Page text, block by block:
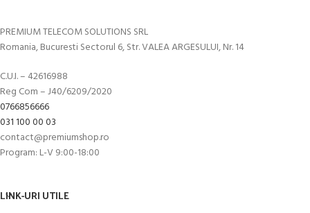
PREMIUM TELECOM SOLUTIONS SRL
Romania, Bucuresti Sectorul 6, Str. VALEA ARGESULUI, Nr. 14
C.U.I. – 42616988
Reg Com – J40/6209/2020
0766856666
031 100 00 03
contact@premiumshop.ro
Program: L-V 9:00-18:00
LINK-URI UTILE